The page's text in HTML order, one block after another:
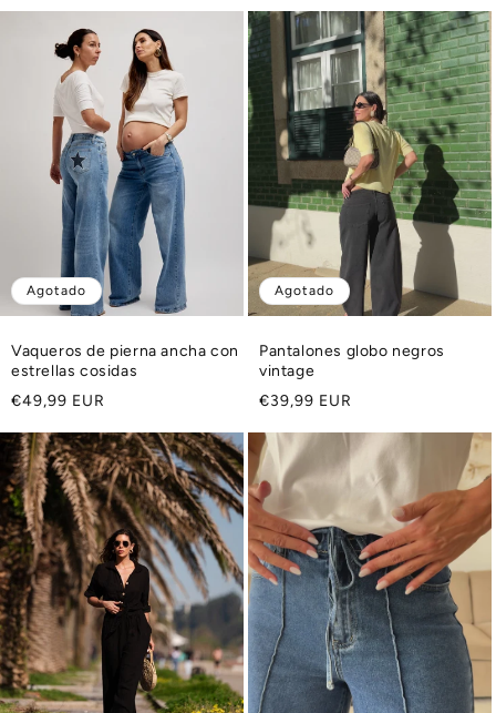
Agotado
Vaqueros de pierna ancha con
estrellas cosidas
Precio
€49,99 EUR
Agotado
Pantalones globo negros
vintage
Precio
€39,99 EUR